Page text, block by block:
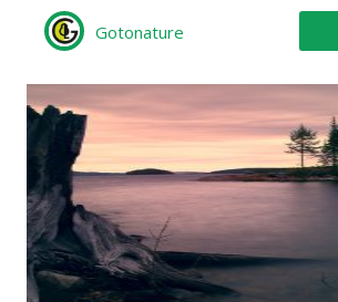
Gotonature